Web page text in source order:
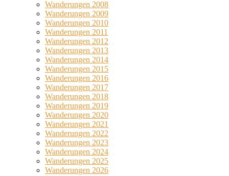
Wanderungen 2008
Wanderungen 2009
Wanderungen 2010
Wanderungen 2011
Wanderungen 2012
Wanderungen 2013
Wanderungen 2014
Wanderungen 2015
Wanderungen 2016
Wanderungen 2017
Wanderungen 2018
Wanderungen 2019
Wanderungen 2020
Wanderungen 2021
Wanderungen 2022
Wanderungen 2023
Wanderungen 2024
Wanderungen 2025
Wanderungen 2026